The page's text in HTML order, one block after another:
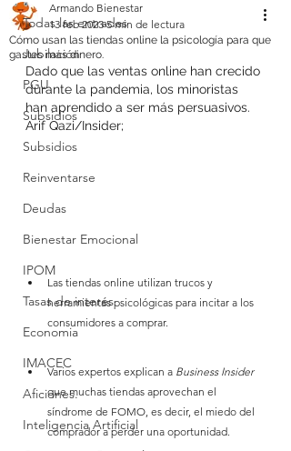
Todas las entradas
Jubilación
PGU
Subsidios
Subsidios
Reinventarse
Deudas
Bienestar Emocional
IPOM
Tasas de interés
Economia
IMACEC
Aficiones.
Inteligencia Artificial
Cómo usan las tiendas online la psicología para que
gastes más dinero.
Armando Bienestar
13 feb 2023 5 min de lectura
Dado que las ventas online han crecido
durante la pandemia, los minoristas
han aprendido a ser más persuasivos.
Arif Qazi/Insider;
Las tiendas online utilizan trucos y
herramientas psicológicas para incitar a los
consumidores a comprar.
Varios expertos explican a Business Insider
que muchas tiendas aprovechan el
síndrome de FOMO, es decir, el miedo del
comprador a perder una oportunidad.